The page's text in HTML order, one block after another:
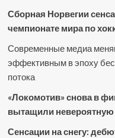
Сборная Норвегии
чемпионате мира по
Современные медиа
эффективным в эпоху
потока
«Локомотив» снова в
вытащили невероятную
Сенсации на снегу: